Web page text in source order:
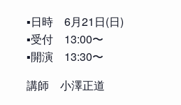
▪️日時 6月21日(日)
▪️受付 13:00〜
▪️開演 13:30〜
講師 小澤正道